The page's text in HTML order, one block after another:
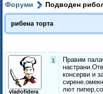
Форуми Подводен
рибена торта
1
vladofidera
Правим
консерви и
лют